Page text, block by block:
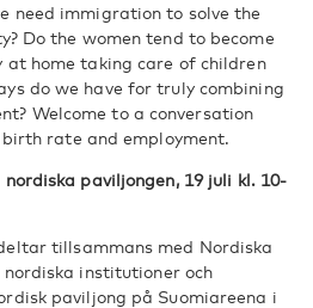
need immigration to solve the
Do the women tend to become
at home taking care of children
do we have for truly combining
Welcome to a conversation
rate and employment.
paviljongen, 19 juli kl. 10-
tillsammans med Nordiska
institutioner och
paviljong på Suomiareena i